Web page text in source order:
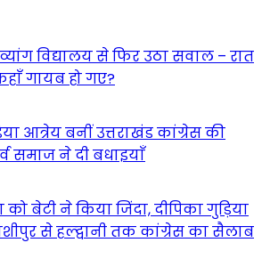
विद्यालय से फिर उठा सवाल – रात
गायब हो गए?
आत्रेय बनीं उत्तराखंड कांग्रेस की
समाज ने दी बधाइयाँ
को बेटी ने किया जिंदा, दीपिका गुड़िया
से हल्द्वानी तक कांग्रेस का सैलाब